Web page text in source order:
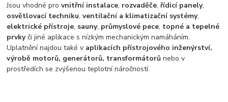
Jsou vhodné provnitřní instalace, rozvaděče, řídicí panely,
osvětlovací techniku,ventilační a klimatizační systémy,
elektrické přístroje, sauny, průmyslové pece, topné a tepelné
prvkyči jiné aplikace s nízkým mechanickým namáháním.
Uplatnění najdou také v aplikacích přístrojového inženýrství,
výrobě motorů, generátorů, transformátorů nebo v
prostředích se zvýšenou teplotní náročností.